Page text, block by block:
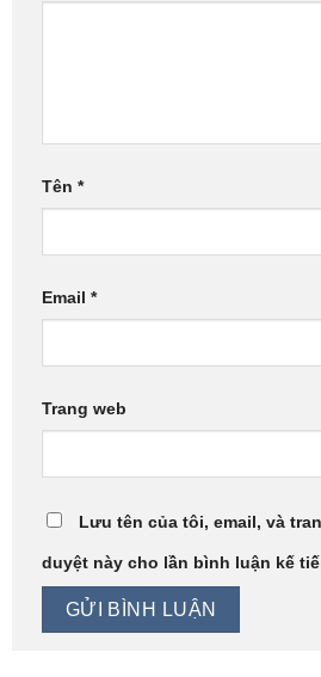
Tên *
Email *
Trang web
Lưu tên của tôi, email, và
duyệt này cho lần bình luận kế